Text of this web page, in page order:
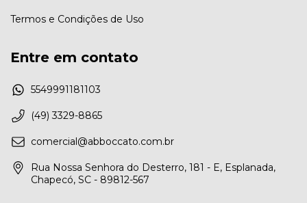
Termos e Condições de Uso
Entre em contato
5549991181103
(49) 3329-8865
comercial@abboccato.com.br
Rua Nossa Senhora do Desterro, 181 - E, Esplanada,
Chapecó, SC - 89812-567